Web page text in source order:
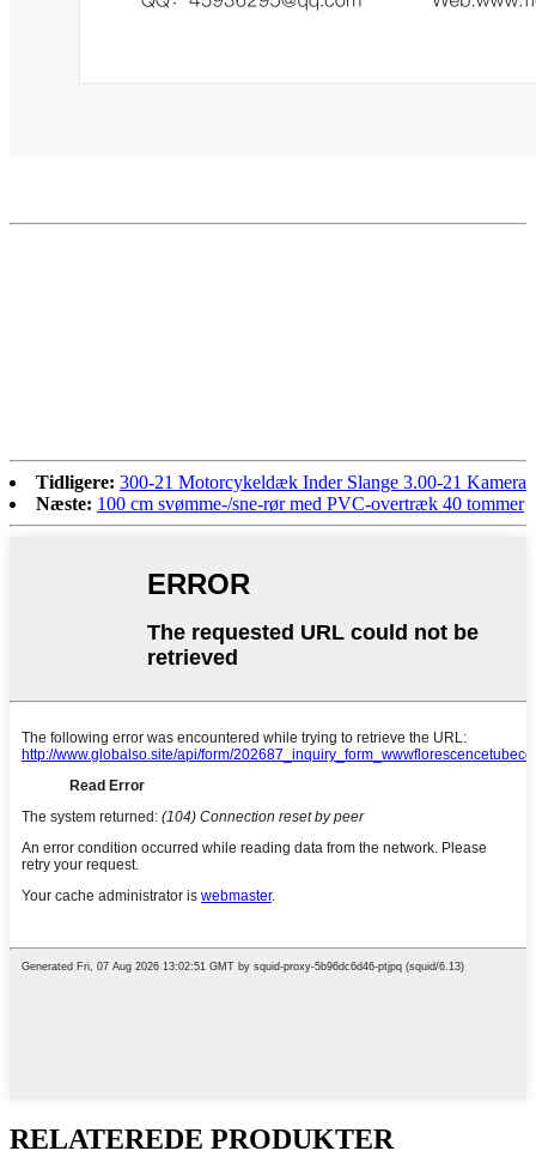
Tidligere: 300-21 Motorcykeldæk Inder Slange 3.00-21 Kamera
Næste: 100 cm svømme-/sne-rør med PVC-overtræk 40 tommer
RELATEREDE PRODUKTER